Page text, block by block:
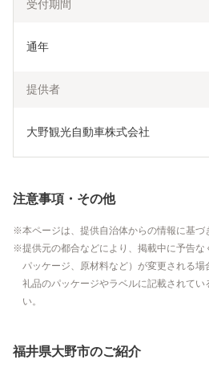
受付期間
通年
提供者
大野観光自動車株式会社
注意事項・その他
本ページは、提供自治体からの情報に基づ
提供元の都合などにより、掲載中に予告な
パッケージ、原材料など）が変更される
礼品のパッケージやラベルに記載されてい
い。
福井県大野市のご紹介